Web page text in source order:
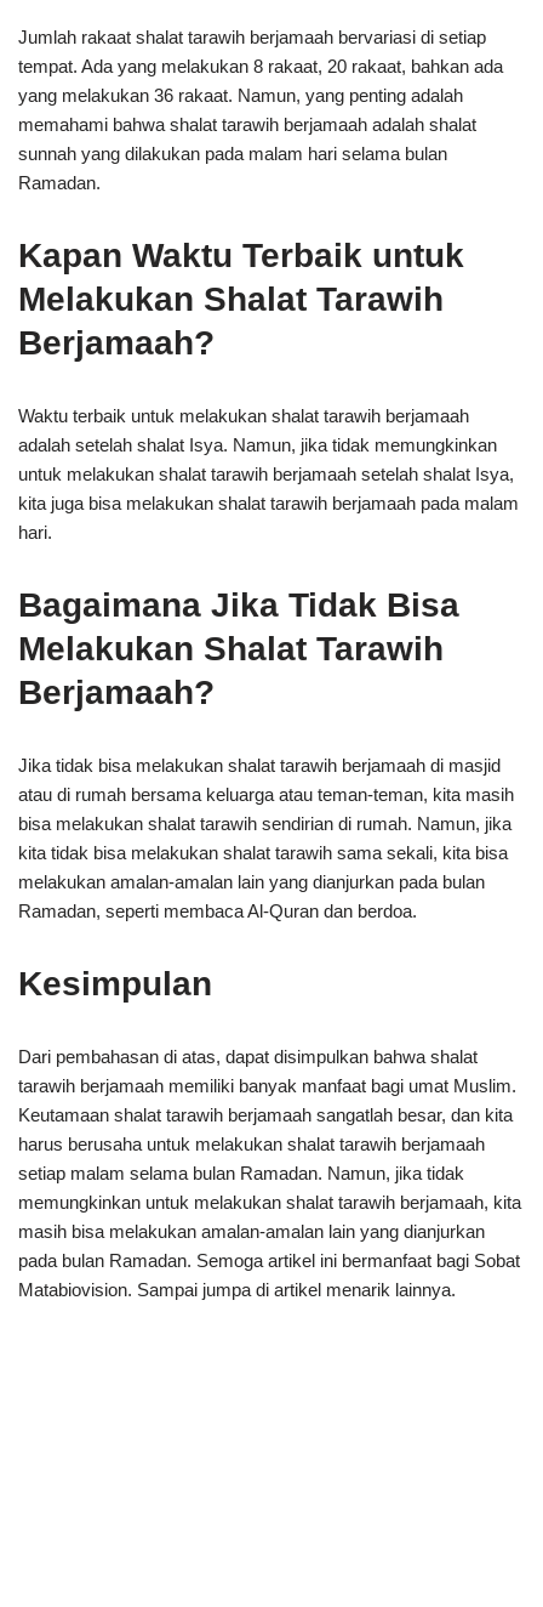
Jumlah rakaat shalat tarawih berjamaah bervariasi di setiap
tempat. Ada yang melakukan 8 rakaat, 20 rakaat, bahkan ada
yang melakukan 36 rakaat. Namun, yang penting adalah
memahami bahwa shalat tarawih berjamaah adalah shalat
sunnah yang dilakukan pada malam hari selama bulan
Ramadan.
Kapan Waktu Terbaik untuk
Melakukan Shalat Tarawih
Berjamaah?
Waktu terbaik untuk melakukan shalat tarawih berjamaah
adalah setelah shalat Isya. Namun, jika tidak memungkinkan
untuk melakukan shalat tarawih berjamaah setelah shalat Isya,
kita juga bisa melakukan shalat tarawih berjamaah pada malam
hari.
Bagaimana Jika Tidak Bisa
Melakukan Shalat Tarawih
Berjamaah?
Jika tidak bisa melakukan shalat tarawih berjamaah di masjid
atau di rumah bersama keluarga atau teman-teman, kita masih
bisa melakukan shalat tarawih sendirian di rumah. Namun, jika
kita tidak bisa melakukan shalat tarawih sama sekali, kita bisa
melakukan amalan-amalan lain yang dianjurkan pada bulan
Ramadan, seperti membaca Al-Quran dan berdoa.
Kesimpulan
Dari pembahasan di atas, dapat disimpulkan bahwa shalat
tarawih berjamaah memiliki banyak manfaat bagi umat Muslim.
Keutamaan shalat tarawih berjamaah sangatlah besar, dan kita
harus berusaha untuk melakukan shalat tarawih berjamaah
setiap malam selama bulan Ramadan. Namun, jika tidak
memungkinkan untuk melakukan shalat tarawih berjamaah, kita
masih bisa melakukan amalan-amalan lain yang dianjurkan
pada bulan Ramadan. Semoga artikel ini bermanfaat bagi Sobat
Matabiovision. Sampai jumpa di artikel menarik lainnya.